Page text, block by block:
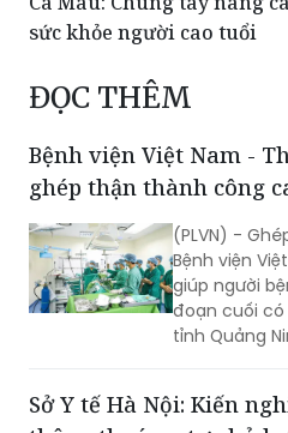
ĐỌC THÊM
Bệnh viện Việt Nam -
(PLVN) -
Bệnh viện
giúp người
đoạn cuối
tỉnh Quảng
hiện với sự
Đức.
Sở Y tế Hà Nội: Kiến
(PLVN) -